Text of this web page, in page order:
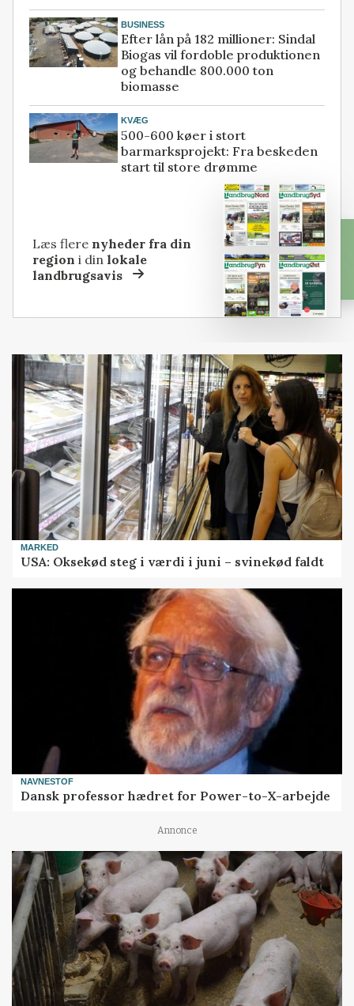
BUSINESS
Efter lån på 182 millioner: Sindal
Biogas vil fordoble produktionen
og behandle 800.000 ton
biomasse
KVÆG
500-600 køer i stort
barmarksprojekt: Fra beskeden
start til store drømme
Læs flere nyheder fra din
region i dinlokale
landbrugsavis
MARKED
USA: Oksekød steg i værdi i juni – svinekød faldt
NAVNESTOF
Dansk professor hædret for Power-to-X-arbejde
Annonce